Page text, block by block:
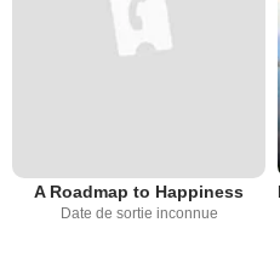
A Roadmap to Happiness
Date de sortie inconnue